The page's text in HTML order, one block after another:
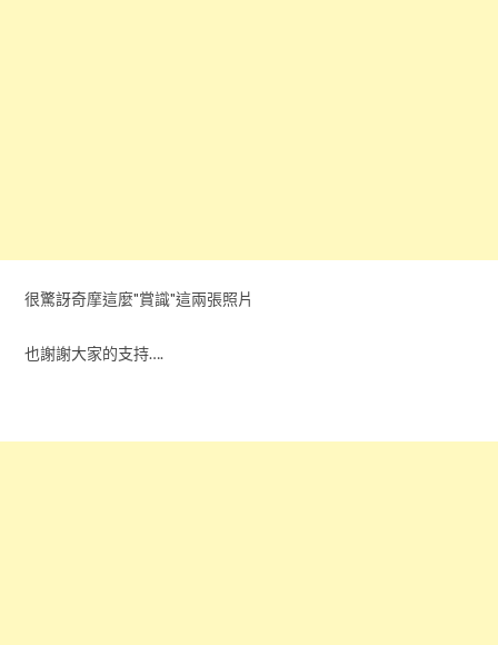
很驚訝奇摩這麼"賞識"這兩張照片
也謝謝大家的支持….